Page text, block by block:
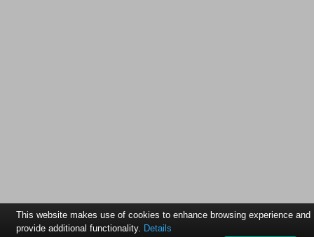
This website makes use of cookies to enhance browsing experience and
provide additional functionality. Details